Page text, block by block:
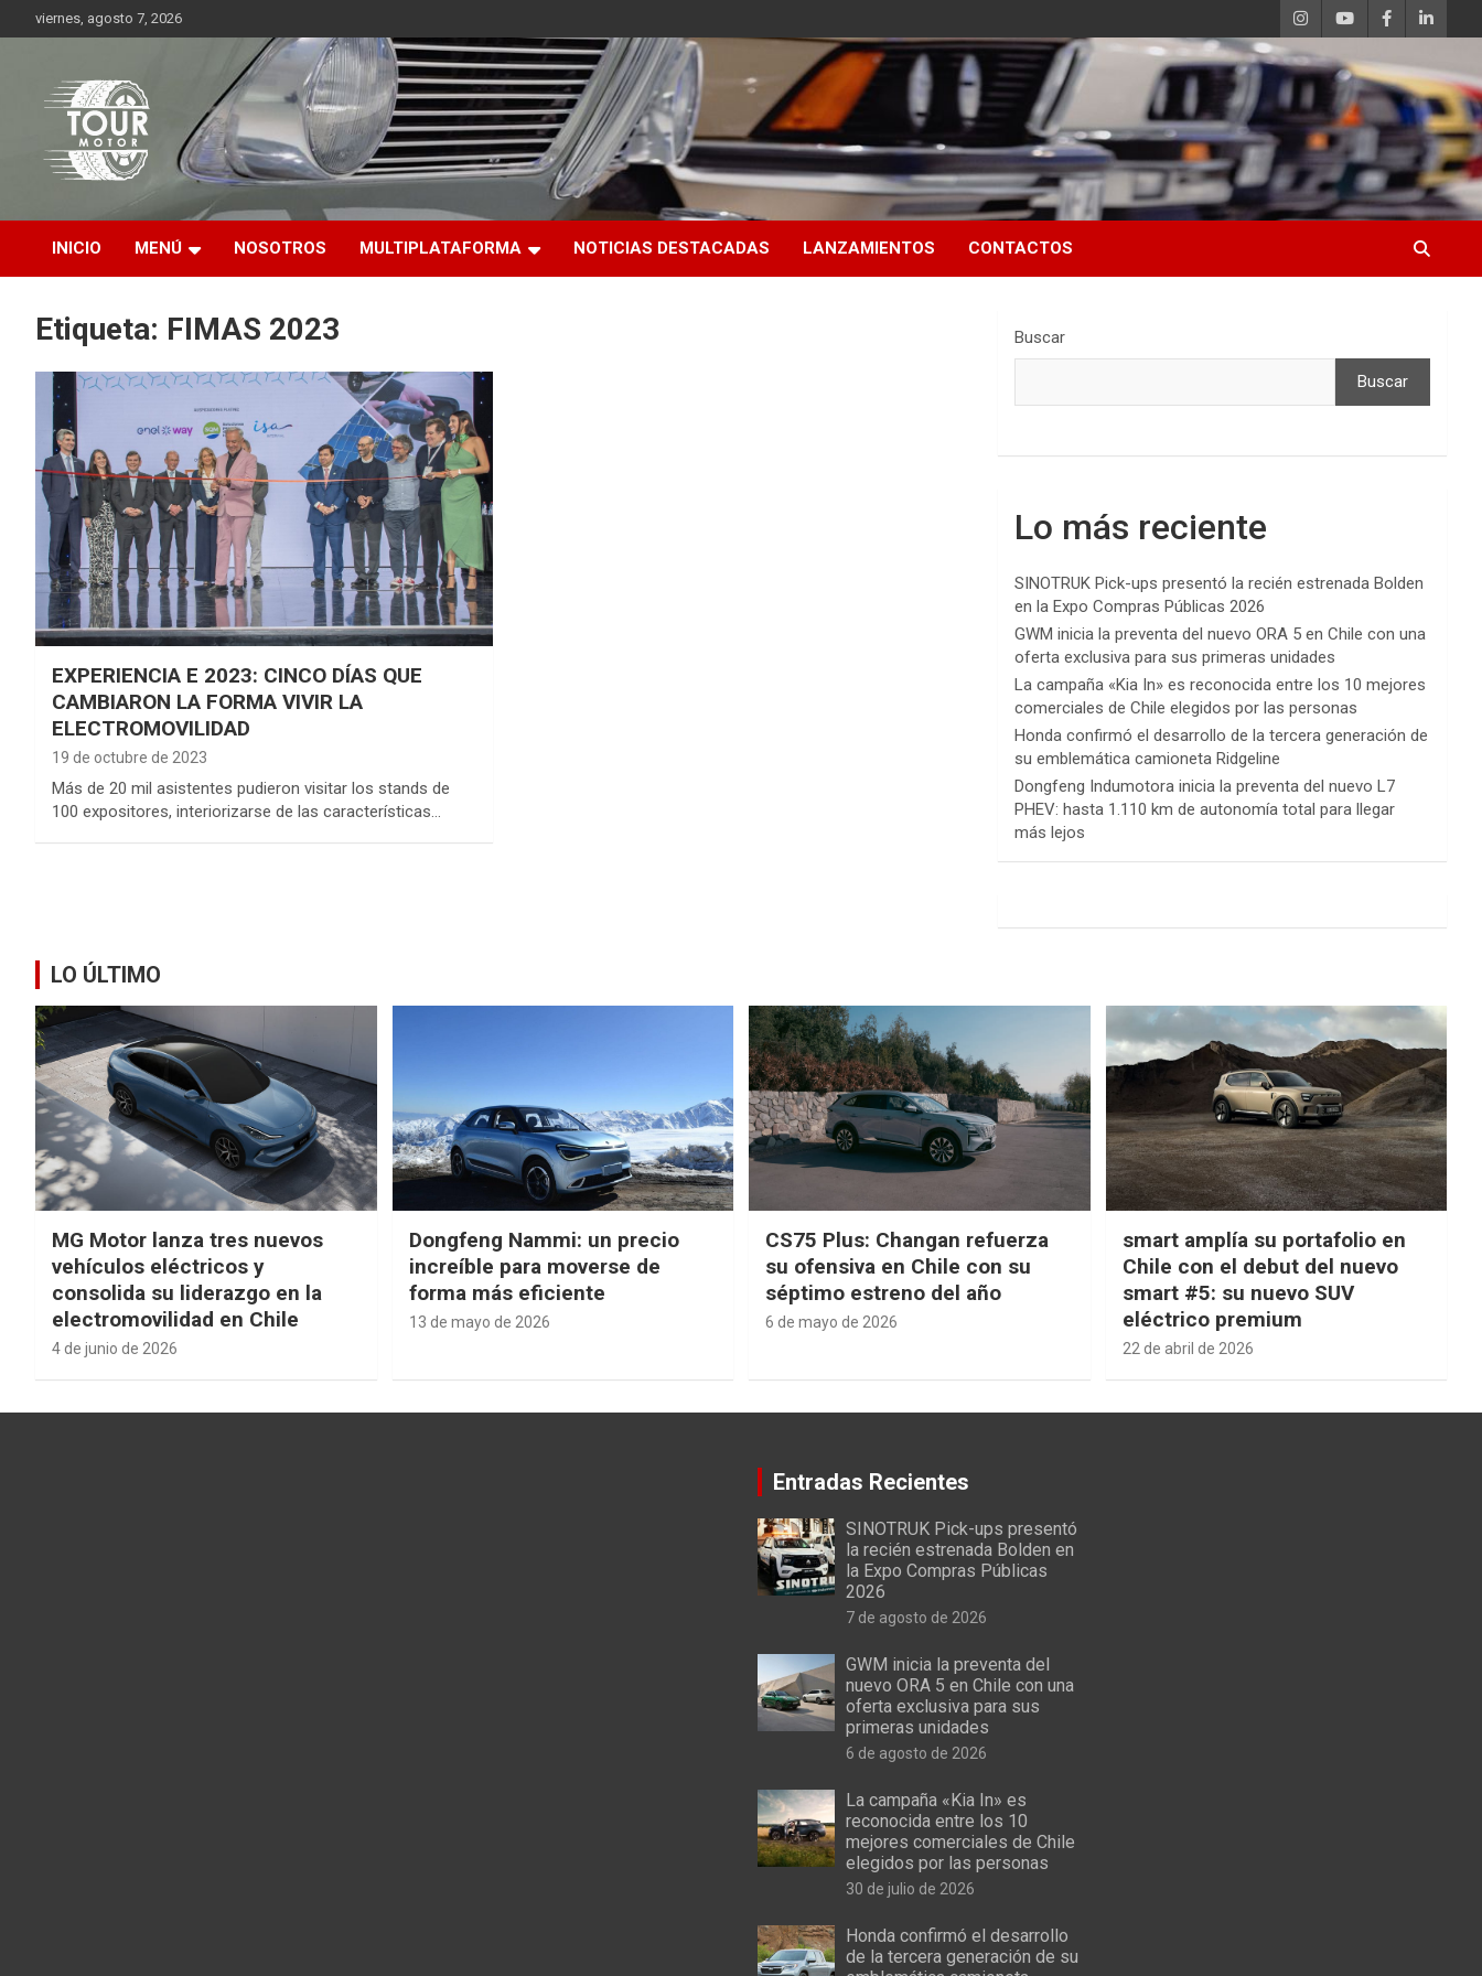
al
viernes, agosto 7, 2026
Tour Motor
Plataforma de contenido audiovisual para el sector automotriz
INICIO MENÚ NOSOTROS MULTIPLATAFORMA NOTICIAS DESTACADAS LANZAMIENTOS CONTACTOS
Etiqueta: FIMAS 2023
EXPERIENCIA E 2023: CINCO DÍAS QUE
CAMBIARON LA FORMA VIVIR LA
ELECTROMOVILIDAD
19 de octubre de 2023
Más de 20 mil asistentes pudieron visitar los stands de
100 expositores, interiorizarse de las características…
Buscar
Buscar
Lo más reciente
SINOTRUK Pick-ups presentó la recién estrenada Bolden
en la Expo Compras Públicas 2026
GWM inicia la preventa del nuevo ORA 5 en Chile con una
oferta exclusiva para sus primeras unidades
La campaña «Kia In» es reconocida entre los 10 mejores
comerciales de Chile elegidos por las personas
Honda confirmó el desarrollo de la tercera generación de
su emblemática camioneta Ridgeline
Dongfeng Indumotora inicia la preventa del nuevo L7
PHEV: hasta 1.110 km de autonomía total para llegar
más lejos
LO ÚLTIMO
MG Motor lanza tres nuevos
vehículos eléctricos y
consolida su liderazgo en la
electromovilidad en Chile
4 de junio de 2026
Dongfeng Nammi: un precio
increíble para moverse de
forma más eficiente
13 de mayo de 2026
CS75 Plus: Changan refuerza
su ofensiva en Chile con su
séptimo estreno del año
6 de mayo de 2026
smart amplía su portafolio en
Chile con el debut del nuevo
smart #5: su nuevo SUV
eléctrico premium
22 de abril de 2026
Entradas Recientes
SINOTRUK Pick-ups presentó
la recién estrenada Bolden en
la Expo Compras Públicas
2026
7 de agosto de 2026
GWM inicia la preventa del
nuevo ORA 5 en Chile con una
oferta exclusiva para sus
primeras unidades
6 de agosto de 2026
La campaña «Kia In» es
reconocida entre los 10
mejores comerciales de Chile
elegidos por las personas
30 de julio de 2026
Honda confirmó el desarrollo
de la tercera generación de su